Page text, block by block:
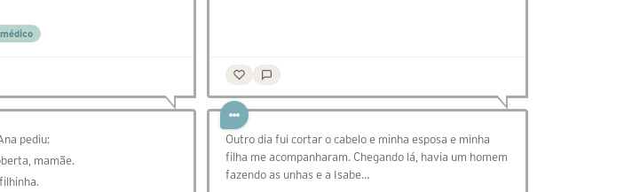
pediu:
mamãe.
Outro dia fui cortar o cabelo e minha esposa e minha
filha me acompanharam. Chegando lá, havia um homem
fazendo as unhas e a Isabe…